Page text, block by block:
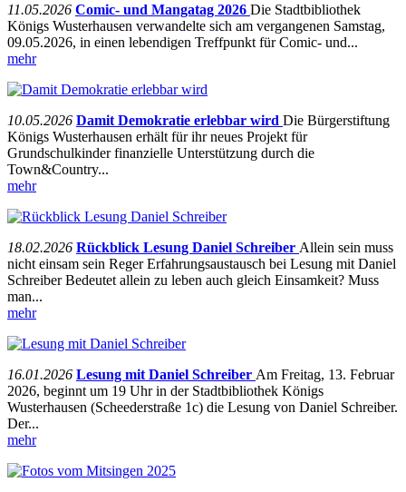
11.05.2026 Comic- und Mangatag 2026 Die Stadtbibliothek
Königs Wusterhausen verwandelte sich am vergangenen Samstag,
09.05.2026, in einen lebendigen Treffpunkt für Comic- und...
mehr
10.05.2026 Damit Demokratie erlebbar wird Die Bürgerstiftung
Königs Wusterhausen erhält für ihr neues Projekt für
Grundschulkinder finanzielle Unterstützung durch die
Town&Country...
mehr
18.02.2026 Rückblick Lesung Daniel Schreiber Allein sein muss
nicht einsam sein Reger Erfahrungsaustausch bei Lesung mit Daniel
Schreiber Bedeutet allein zu leben auch gleich Einsamkeit? Muss
man...
mehr
16.01.2026 Lesung mit Daniel Schreiber Am Freitag, 13. Februar
2026, beginnt um 19 Uhr in der Stadtbibliothek Königs
Wusterhausen (Scheederstraße 1c) die Lesung von Daniel Schreiber.
Der...
mehr